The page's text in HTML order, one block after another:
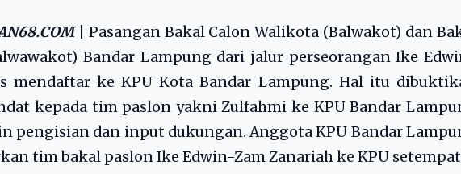
| Pasangan Bakal Calon Walikota (Balwakot) dan
Bandar Lampung dari jalur perseorangan Ike
mendaftar ke KPU Kota Bandar Lampung. Hal itu
kepada tim paslon yakni Zulfahmi ke KPU Bandar
pengisian dan input dukungan. Anggota KPU Bandar
tim bakal paslon Ike Edwin-Zam Zanariah ke KPU